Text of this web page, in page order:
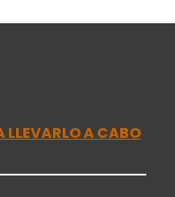
LLEVARLO A CABO